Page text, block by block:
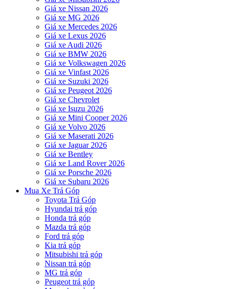
Giá xe Nissan 2026
Giá xe MG 2026
Giá xe Mercedes 2026
Giá xe Lexus 2026
Giá xe Audi 2026
Giá xe BMW 2026
Giá xe Volkswagen 2026
Giá xe Vinfast 2026
Giá xe Suzuki 2026
Giá xe Peugeot 2026
Giá xe Chevrolet
Giá xe Isuzu 2026
Giá xe Mini Cooper 2026
Giá xe Volvo 2026
Giá xe Maserati 2026
Giá xe Jaguar 2026
Giá xe Bentley
Giá xe Land Rover 2026
Giá xe Porsche 2026
Giá xe Subaru 2026
Mua Xe Trả Góp
Toyota Trả Góp
Hyundai trả góp
Honda trả góp
Mazda trả góp
Ford trả góp
Kia trả góp
Mitsubishi trả góp
Nissan trả góp
MG trả góp
Peugeot trả góp